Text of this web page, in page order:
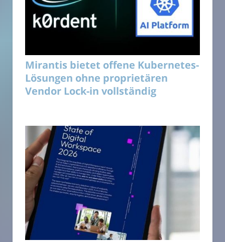
Mirantis bietet offene Kubernetes-
Lösungen ohne proprietären
Vendor Lock-in vollständig